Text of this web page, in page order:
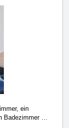
ein
Badezimmer …